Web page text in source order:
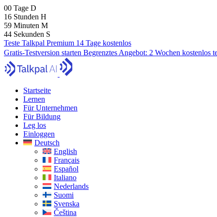
00 Tage D
16 Stunden H
59 Minuten M
43 Sekunden S
Teste Talkpal Premium 14 Tage kostenlos
Gratis-Testversion starten Begrenztes Angebot: 2 Wochen kostenlos
Startseite
Lernen
Für Unternehmen
Für Bildung
Leg los
Einloggen
Deutsch
English
Français
Español
Italiano
Nederlands
Suomi
Svenska
Čeština